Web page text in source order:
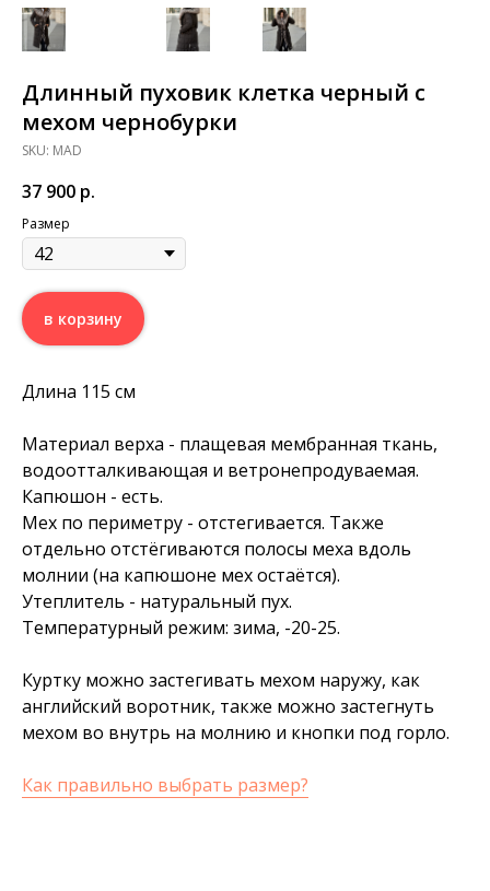
Длинный пуховик клетка черный с
мехом чернобурки
SKU: MAD
37 900 р.
Размер
в корзину
Длина 115 см
Материал верха - плащевая мембранная ткань,
водоотталкивающая и ветронепродуваемая.
Капюшон - есть.
Мех по периметру - отстегивается. Также
отдельно отстёгиваются полосы меха вдоль
молнии (на капюшоне мех остаётся).
Утеплитель - натуральный пух.
Температурный режим: зима, -20-25.
Куртку можно застегивать мехом наружу, как
английский воротник, также можно застегнуть
мехом во внутрь на молнию и кнопки под горло.
Как правильно выбрать размер?